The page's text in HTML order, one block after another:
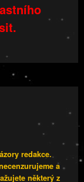
redakce.
a
některý z